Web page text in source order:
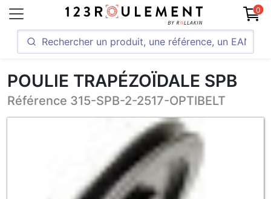
0
POULIE TRAPÉZOÏDALE SPB
Référence 315-SPB-2-2517-OPTIBELT